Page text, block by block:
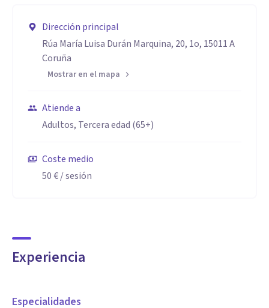
Dirección principal
Rúa María Luisa Durán Marquina, 20, 1o, 15011 A
Coruña
Mostrar en el mapa
Atiende a
Adultos, Tercera edad (65+)
Coste medio
50 €/ sesión
Experiencia
Especialidades